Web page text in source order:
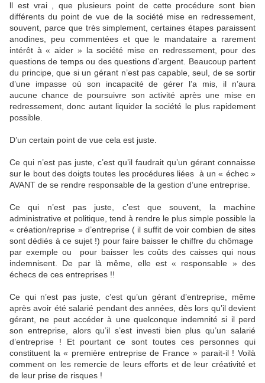
ll est vrai , que plusieurs point de cette procédure sont bien
différents du point de vue de la société mise en redressement,
souvent, parce que très simplement, certaines étapes paraissent
anodines, peu commentées et que le mandataire a rarement
intérêt à « aider » la société mise en redressement, pour des
questions de temps ou des questions d’argent. Beaucoup partent
du principe, que si un gérant n’est pas capable, seul, de se sortir
d’une impasse où son incapacité de gérer l’a mis, il n’aura
aucune chance de poursuivre son activité après une mise en
redressement, donc autant liquider la société le plus rapidement
possible.
D’un certain point de vue cela est juste.
Ce qui n’est pas juste, c’est qu’il faudrait qu’un gérant connaisse
sur le bout des doigts toutes les procédures liées à un « échec »
AVANT de se rendre responsable de la gestion d’une entreprise.
Ce qui n’est pas juste, c’est que souvent, la machine
administrative et politique, tend à rendre le plus simple possible la
« création/reprise » d’entreprise ( il suffit de voir combien de sites
sont dédiés à ce sujet !) pour faire baisser le chiffre du chômage
par exemple ou
pour baisser les coûts des caisses qui nous
indemnisent. De par là même, elle est « responsable » des
échecs de ces entreprises !!
Ce qui n’est pas juste, c’est qu’un gérant d’entreprise, même
après avoir été salarié pendant des années, dès lors qu’il devient
gérant, ne peut accéder à une quelconque indemnité si il perd
son entreprise, alors qu’il s’est investi bien plus qu’un salarié
d’entreprise ! Et pourtant ce sont toutes ces personnes qui
constituent la « première entreprise de France » parait-il ! Voilà
comment on les remercie de leurs efforts et de leur créativité et
de leur prise de risques !